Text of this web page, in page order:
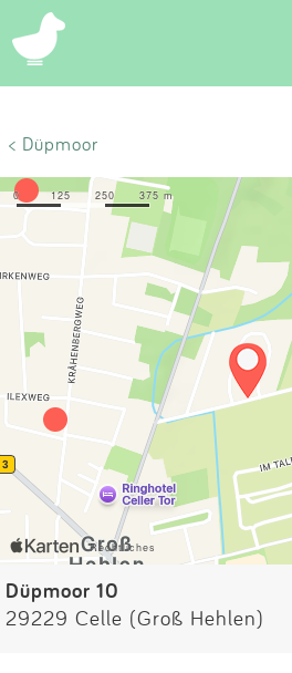
Eintragen
App
Blog
Kontakt
< Düpmoor
Düpmoor 10
29229 Celle (Groß Hehlen)